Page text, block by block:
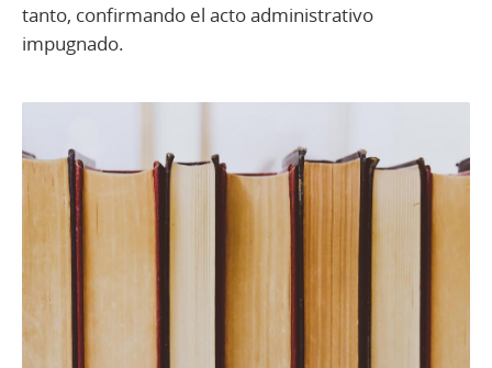
tanto, confirmando el acto administrativo
impugnado.